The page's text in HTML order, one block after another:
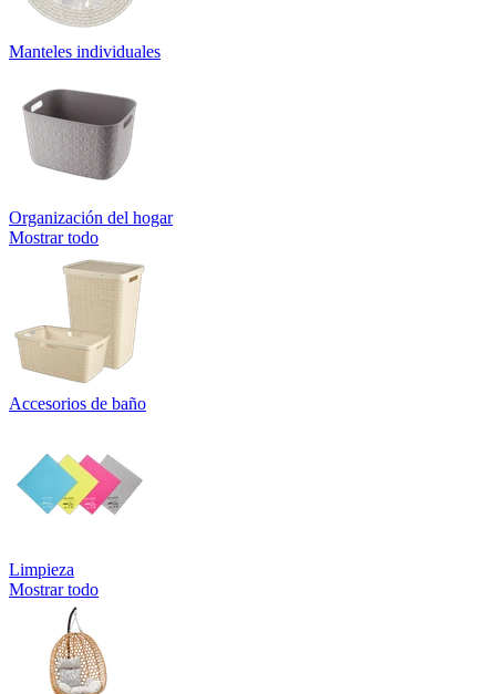
Manteles individuales
Organización del hogar
Mostrar todo
Accesorios de baño
Limpieza
Mostrar todo